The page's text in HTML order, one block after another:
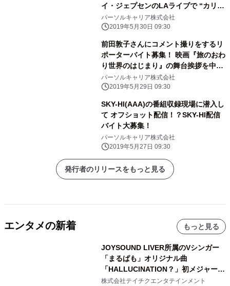
イ・ジェプセンのLAライブで “カリー
差し入れバイト”大募集！！
パーソルキャリア株式会社
2019年5月30日 09:30
前田敦子さんにコメント撮りをするリ
ポーターバイト募集！ 映画『旅のおわ
り世界のはじまり』の舞台挨拶を中
継！
パーソルキャリア株式会社
2019年5月29日 09:30
SKY-HI(AAA)の番組収録現場に潜入し
て オフショット配信！？SKY-HI配信
バイト大募集！
パーソルキャリア株式会社
2019年5月27日 09:30
発行者のリリースをもっと見る
エンタメの新着 もっと見る
JOYSOUND LIVER所属のVシンガー
「まるぱも」オリジナル曲
「HALLUCINATION？」初メジャー配
信リリース決定！
株式会社テイチクエンタテインメント